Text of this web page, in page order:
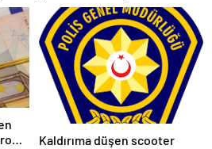
Kaldırıma düşen scooter